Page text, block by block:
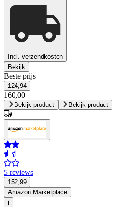
Incl. verzendkosten
Bekijk
Beste prijs
124,94
160,00
Bekijk product Bekijk product
5 reviews
152,99
Amazon Marketplace
i